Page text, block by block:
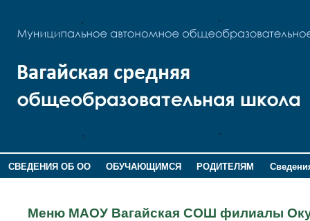
СВЕДЕНИЯ ОБ ОО ОБУЧАЮЩИМСЯ РОДИТЕЛЯМ
Меню МАОУ Вагайская СОШ филиалы